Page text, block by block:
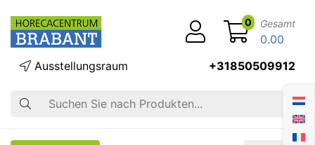
Suche
Ausstellungsraum +31850509912
0 Gesamt
0.00